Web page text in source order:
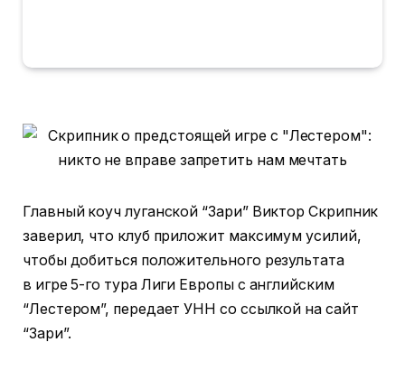
Главный коуч луганской “Зари” Виктор Скрипник
заверил, что клуб приложит максимум усилий,
чтобы добиться положительного результата
в игре 5-го тура Лиги Европы с английским
“Лестером”, передает УНН со ссылкой на сайт
“Зари”.